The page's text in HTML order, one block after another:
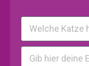
Kattenras
E-mail